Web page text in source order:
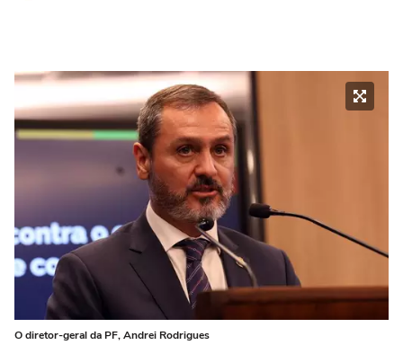
O diretor-geral da PF, Andrei Rodrigues